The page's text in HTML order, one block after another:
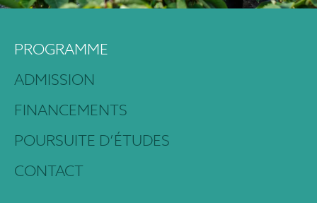
PROGRAMME
ADMISSION
FINANCEMENTS
POURSUITE D’ÉTUDES
CONTACT